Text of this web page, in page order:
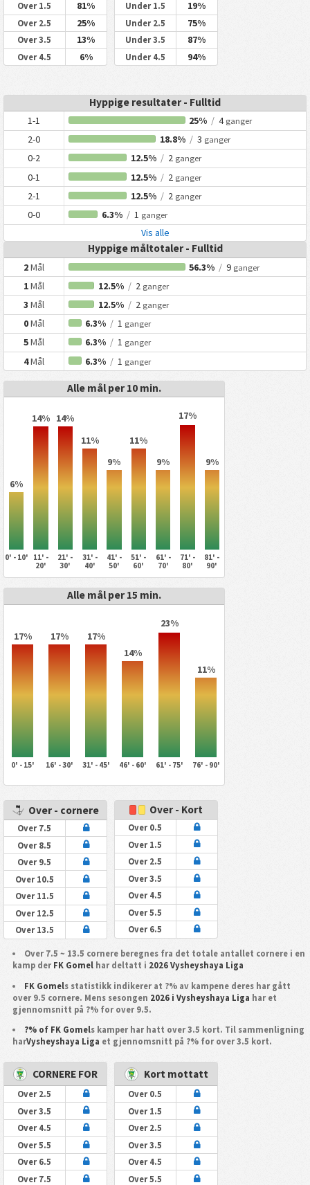
Over 1.5 81%
Over 2.5 25%
Over 3.5 13%
Over 4.5 6%
Under 1.5 19%
Under 2.5 75%
Under 3.5 87%
Under 4.5 94%
Hyppige resultater - Fulltid
1-1 25% / 4 ganger
2-0 18.8% /3 ganger
0-2 12.5% /2 ganger
0-1 12.5% /2 ganger
2-1 12.5% /2 ganger
0-0 6.3% /1 ganger
Vis alle
Hyppige måltotaler - Fulltid
2Mål 56.3% / 9 ganger
1Mål 12.5% /2 ganger
3Mål 12.5% /2 ganger
0Mål 6.3% / 1 ganger
5Mål 6.3% / 1 ganger
4Mål 6.3% / 1 ganger
Alle mål per 10 min.
6%
14% 14%
11%
9%
11%
9%
17%
9%
0' - 10'
11' -
20'
21' -
30'
31' -
40'
41' -
50'
51' -
60'
61' -
70'
71' -
80'
81' -
90'
Alle mål per 15 min.
17% 17%
17%
14%
23%
11%
0' - 15' 16' - 30' 31' - 45' 46' - 60' 61' - 75' 76' - 90'
Over - cornere
Over 7.5
Over 8.5
Over 9.5
Over 10.5
Over 11.5
Over 12.5
Over 13.5
Over - Kort
Over 0.5
Over 1.5
Over 2.5
Over 3.5
Over 4.5
Over 5.5
Over 6.5
Over 7.5 ~ 13.5 cornere beregnes fra det totale antallet cornere i en
kamp der FK Gomelhar deltatt i 2026 Vysheyshaya Liga
FK Gomels statistikk indikerer at ?% av kampene deres har gått
over 9.5 cornere. Mens sesongen 2026 i Vysheyshaya Liga har et
gjennomsnitt på ?% for over 9.5.
?% of FK Gomels kamper har hatt over 3.5 kort. Til sammenligning
harVysheyshaya Liga et gjennomsnitt på ?% for over 3.5 kort.
CORNERE FOR
Over 2.5
Over 3.5
Over 4.5
Over 5.5
Over 6.5
Over 7.5
Kort mottatt
Over 0.5
Over 1.5
Over 2.5
Over 3.5
Over 4.5
Over 5.5